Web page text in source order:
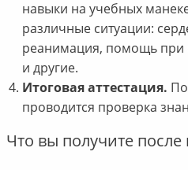
навыки на учебных
различные ситуации:
реанимация, помощь при
и другие.
Итоговая аттестация.
проводится проверка
Что вы получите